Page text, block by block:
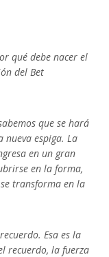
qué debe nacer el
del Bet
que se hará
nueva espiga. La
en un gran
en la forma,
transforma en la
Esa es la
recuerdo, la fuerza